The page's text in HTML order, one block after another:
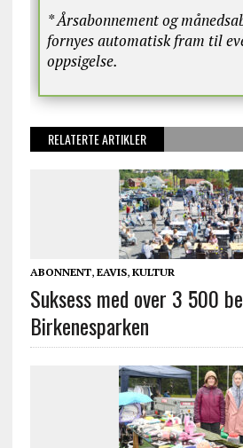
* Årsabonnement og
fornyes automatisk fram til
oppsigelse.
RELATERTE ARTIKLER
ABONNENT, EAVIS, KULTUR
Suksess med over 3 500
Birkenesparken